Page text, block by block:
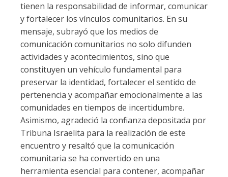
tienen la responsabilidad de informar, comunicar
y fortalecer los vínculos comunitarios. En su
mensaje, subrayó que los medios de
comunicación comunitarios no solo difunden
actividades y acontecimientos, sino que
constituyen un vehículo fundamental para
preservar la identidad, fortalecer el sentido de
pertenencia y acompañar emocionalmente a las
comunidades en tiempos de incertidumbre.
Asimismo, agradeció la confianza depositada por
Tribuna Israelita para la realización de este
encuentro y resaltó que la comunicación
comunitaria se ha convertido en una
herramienta esencial para contener, acompañar